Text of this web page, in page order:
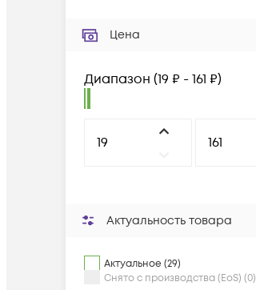
Цена
Диапазон (19 ₽ - 161 ₽)
Актуальность товара
Актуальное (29)
Снято с производства (EoS) (0)